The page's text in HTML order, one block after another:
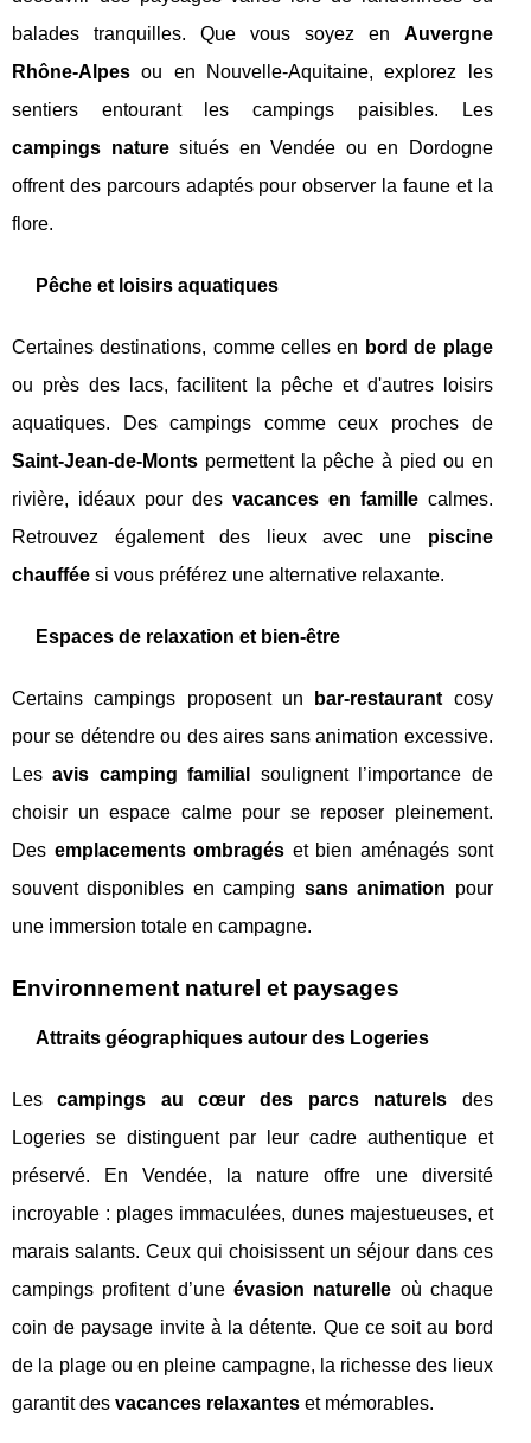
balades tranquilles. Que vous soyez en Auvergne
Rhône-Alpes ou en Nouvelle-Aquitaine, explorez les
sentiers entourant les campings paisibles. Les
campings naturesitués en Vendée ou en Dordogne
offrent des parcours adaptés pour observer la faune et la
flore.
Pêche et loisirs aquatiques
Certaines destinations, comme celles en bord de plage
ou près des lacs, facilitent la pêche et d'autres loisirs
aquatiques. Des campings comme ceux proches de
Saint-Jean-de-Monts permettent la pêche à pied ou en
rivière, idéaux pour des vacances en famillecalmes.
Retrouvez également des lieux avec une piscine
chauffée si vous préférez une alternative relaxante.
Espaces de relaxation et bien-être
Certains campings proposent un bar-restaurant cosy
pour se détendre ou des aires sans animation excessive.
Lesavis camping familial
soulignent l’importance de
choisir un espace calme pour se reposer pleinement.
Des emplacements ombragés et bien aménagés sont
souvent disponibles en camping sans animation pour
une immersion totale en campagne.
Environnement naturel et paysages
Attraits géographiques autour des Logeries
Lescampings au cœur des parcs naturels des
Logeries se distinguent par leur cadre authentique et
préservé. En Vendée, la nature offre une diversité
incroyable : plages immaculées, dunes majestueuses, et
marais salants. Ceux qui choisissent un séjour dans ces
campings profitent d’uneévasion naturelle où chaque
coin de paysage invite à la détente. Que ce soit au bord
de la plage ou en pleine campagne, la richesse des lieux
garantit des vacances relaxantes et mémorables.